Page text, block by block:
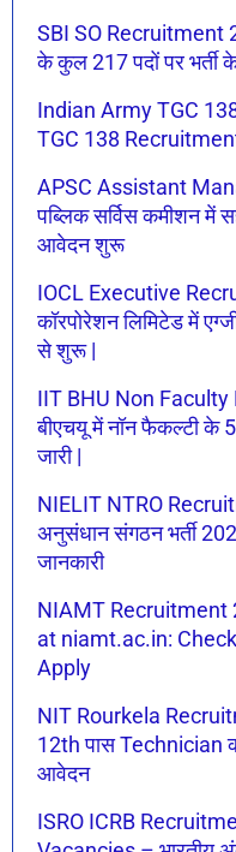
SBI SO Recruitment
के कुल 217 पदों पर
Indian Army TGC
TGC 138
APSC Assistant
पब्लिक सर्विस कमीशन में
आवेदन शुरू
IOCL Executive
कॉरपोरेशन लिमिटेड में
से शुरू |
IIT BHU Non
बीएचयू में नॉन फैकल्टी के
जारी |
NIELIT NTRO
अनुसंधान संगठन भर्ती
जानकारी
NIAMT Recruitment
at niamt.ac.in:
Apply
NIT Rourkela
12th पास Technician
आवेदन
ISRO ICRB